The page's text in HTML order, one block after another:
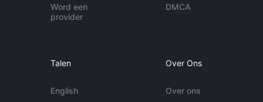
Word een
provider
DMCA
Talen
English
Over Ons
Over ons